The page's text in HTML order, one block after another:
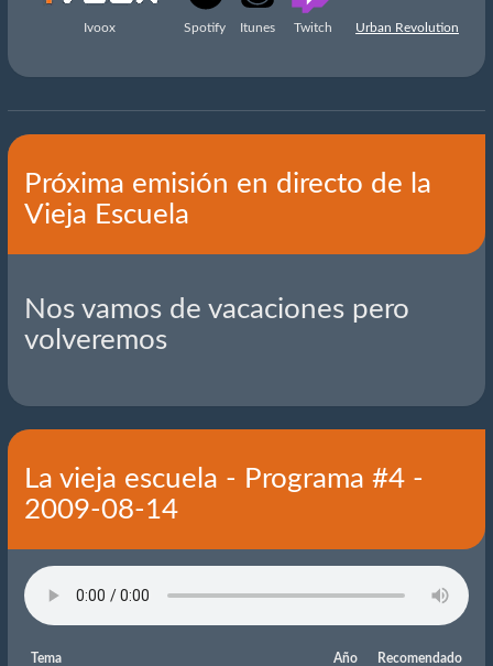
Ivoox Spotify Itunes Twitch Urban Revolution
Próxima emisión en directo de la
Vieja Escuela
Nos vamos de vacaciones pero
volveremos
La vieja escuela - Programa #4 -
2009-08-14
Tema Año Recomendado